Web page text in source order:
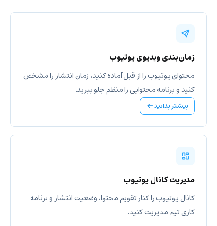
زمان‌بندی ویدیوی یوتیوب
محتوای یوتیوب را از قبل آماده کنید، زمان انتشار را مشخص
کنید و برنامه محتوایی را منظم جلو ببرید.
بیشتر بدانید
مدیریت کانال یوتیوب
کانال یوتیوب را کنار تقویم محتوا، وضعیت انتشار و برنامه
کاری تیم مدیریت کنید.